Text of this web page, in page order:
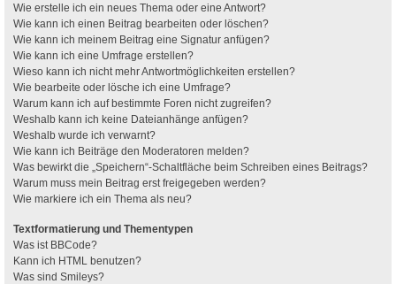
Wie erstelle ich ein neues Thema oder eine Antwort?
Wie kann ich einen Beitrag bearbeiten oder löschen?
Wie kann ich meinem Beitrag eine Signatur anfügen?
Wie kann ich eine Umfrage erstellen?
Wieso kann ich nicht mehr Antwortmöglichkeiten erstellen?
Wie bearbeite oder lösche ich eine Umfrage?
Warum kann ich auf bestimmte Foren nicht zugreifen?
Weshalb kann ich keine Dateianhänge anfügen?
Weshalb wurde ich verwarnt?
Wie kann ich Beiträge den Moderatoren melden?
Was bewirkt die „Speichern“-Schaltfläche beim Schreiben eines Beitrags?
Warum muss mein Beitrag erst freigegeben werden?
Wie markiere ich ein Thema als neu?
Textformatierung und Thementypen
Was ist BBCode?
Kann ich HTML benutzen?
Was sind Smileys?